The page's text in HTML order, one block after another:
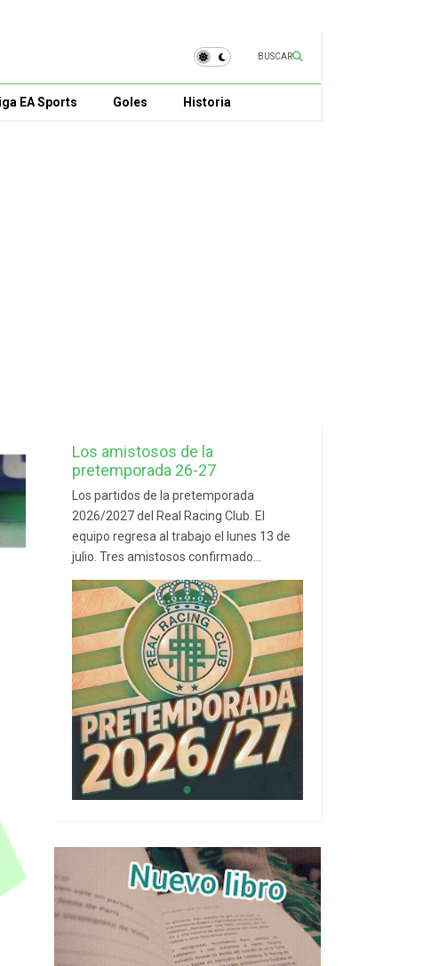
BUSCAR
EA Sports Goles Historia
Los amistosos de la
pretemporada 26-27
Los partidos de la pretemporada
2026/2027 del Real Racing Club. El
equipo regresa al trabajo el lunes 13 de
julio. Tres amistosos confirmado...